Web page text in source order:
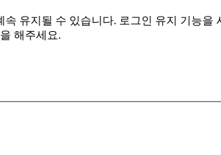
속 유지될 수 있습니다. 로그인 유지 기능
해주세요.